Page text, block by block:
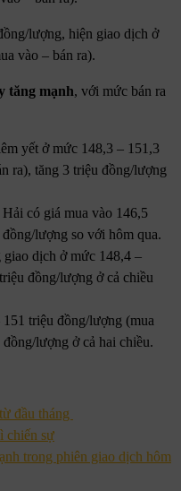
lượng, hiện giao dịch ở
vào – bán ra).
tăng mạnh, với mức bán ra
yết ở mức 148,3 – 151,3
ra), tăng 3 triệu đồng/lượng
có giá mua vào 146,5
lượng so với hôm qua.
dịch ở mức 148,4 –
đồng/lượng ở cả chiều
triệu đồng/lượng (mua
lượng ở cả hai chiều.
đầu tháng
chiến sự
trong phiên giao dịch hôm